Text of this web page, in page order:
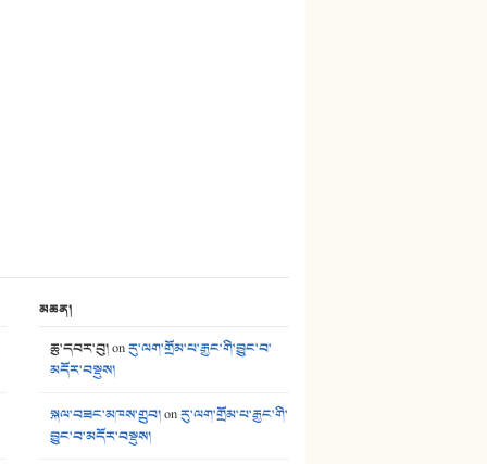
མཆན།
ཆུ་དབར་བུ།onརུ་ལག་གྲོམ་པ་རྒྱང་གི་བྱུང་བ་
མདོར་བསྡུས།
སྐལ་བཟང་མཁས་གྲུབ།onརུ་ལག་གྲོམ་པ་རྒྱང་གི་
བྱུང་བ་མདོར་བསྡུས།